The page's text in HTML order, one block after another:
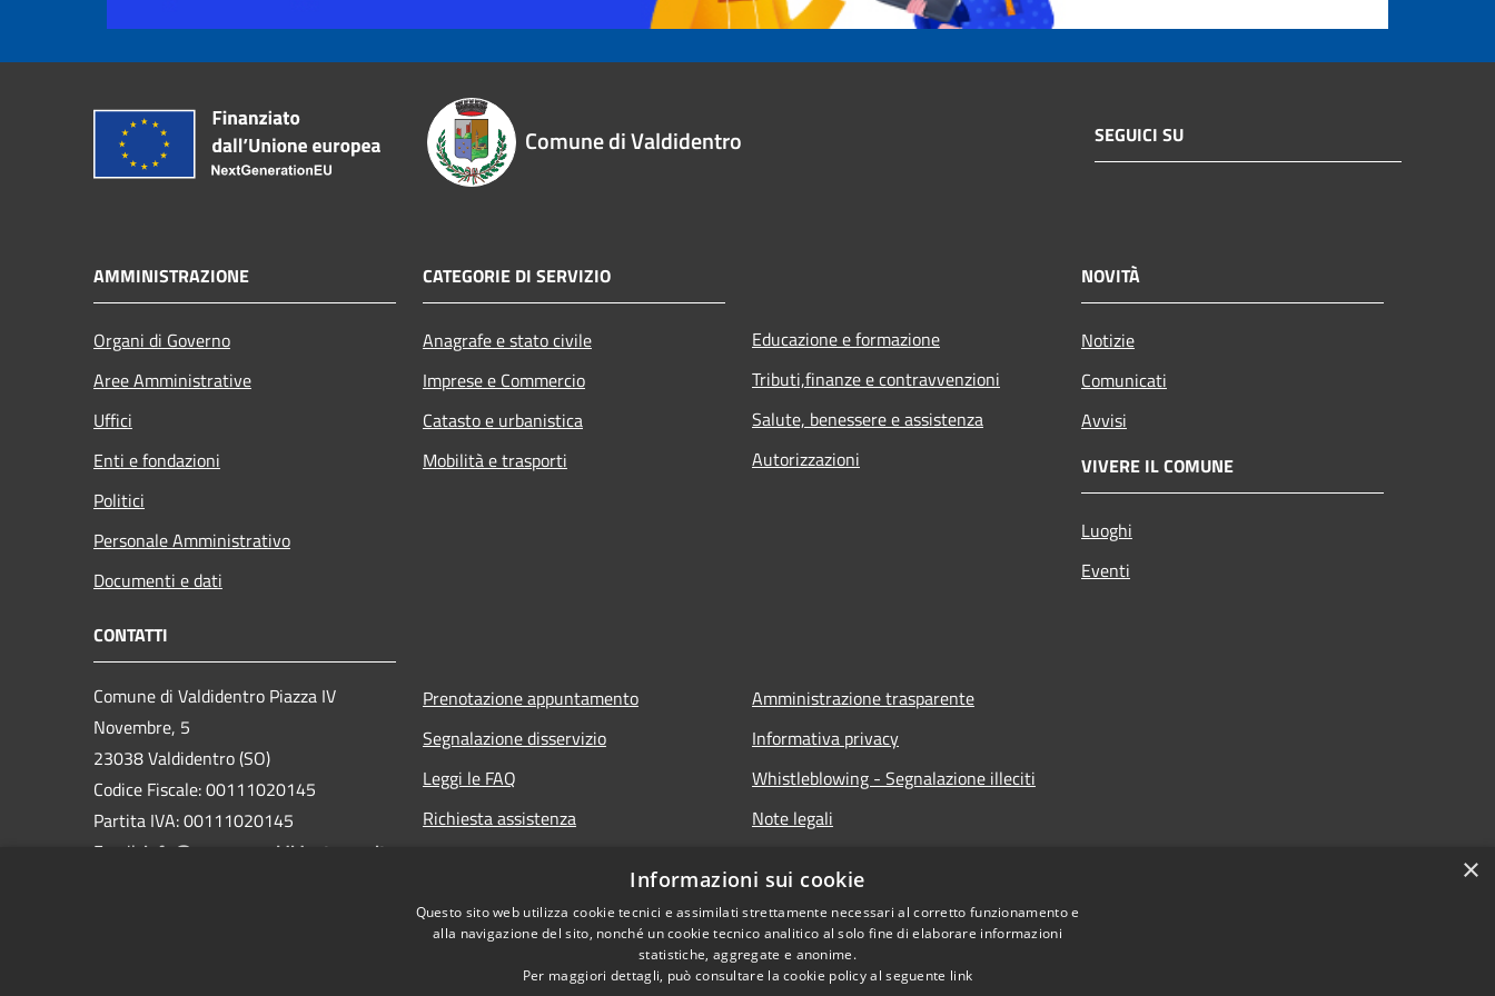
Comune di Valdidentro SEGUICI SU
AMMINISTRAZIONE
Organi di Governo
Aree Amministrative
Uffici
Enti e fondazioni
Politici
Personale Amministrativo
Documenti e dati
CATEGORIE DI SERVIZIO
Anagrafe e stato civile
Imprese e Commercio
Catasto e urbanistica
Mobilità e trasporti
Educazione e formazione
Tributi,finanze e contravvenzioni
Salute, benessere e assistenza
Autorizzazioni
NOVITÀ
Notizie
Comunicati
Avvisi
VIVERE IL COMUNE
Luoghi
Eventi
CONTATTI
Comune di Valdidentro Piazza IV
Novembre, 5
23038 Valdidentro (SO)
Codice Fiscale: 00111020145
Partita IVA: 00111020145
Email: info@comune.valdidentro.so.it
Prenotazione appuntamento
Segnalazione disservizio
Leggi le FAQ
Richiesta assistenza
Amministrazione trasparente
Informativa privacy
Whistleblowing - Segnalazione illeciti
Note legali
×
Informazioni sui cookie
Questo sito web utilizza cookie tecnici e assimilati strettamente necessari al corretto funzionamento e
alla navigazione del sito, nonché un cookie tecnico analitico al solo fine di elaborare informazioni
statistiche, aggregate e anonime.
Per maggiori dettagli, può consultare la cookie policy al seguente link